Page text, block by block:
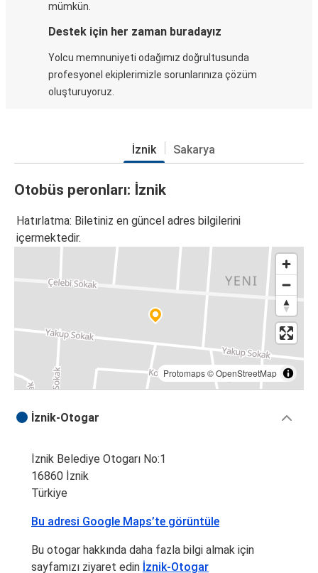
mümkün.
Destek için her zaman buradayız
Yolcu memnuniyeti odağımız doğrultusunda
profesyonel ekiplerimizle sorunlarınıza çözüm
oluşturuyoruz.
İznik Sakarya
Otobüs peronları: İznik
Hatırlatma: Biletiniz en güncel adres bilgilerini
içermektedir.
Protomaps©OpenStreetMap
İznik-Otogar
İznik Belediye Otogarı No:1
16860 İznik
Türkiye
Bu adresi Google Maps’te görüntüle
Bu otogar hakkında daha fazla bilgi almak için
sayfamızı ziyaret edin İznik-Otogar